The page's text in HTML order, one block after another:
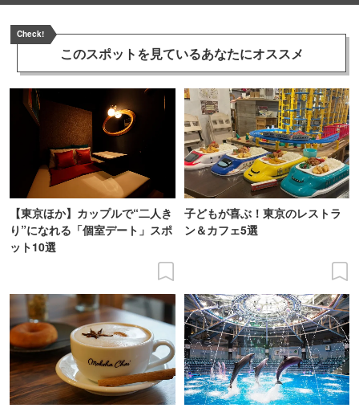
Check!
このスポットを見ているあなたにオススメ
【東京ほか】カップルで“二人き
り”になれる「個室デート」スポ
ット10選
子どもが喜ぶ！東京のレストラ
ン＆カフェ5選